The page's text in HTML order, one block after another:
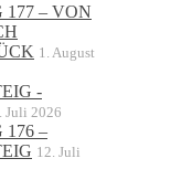
177 – VON
1. August
-
Juli 2026
176 –
12. Juli